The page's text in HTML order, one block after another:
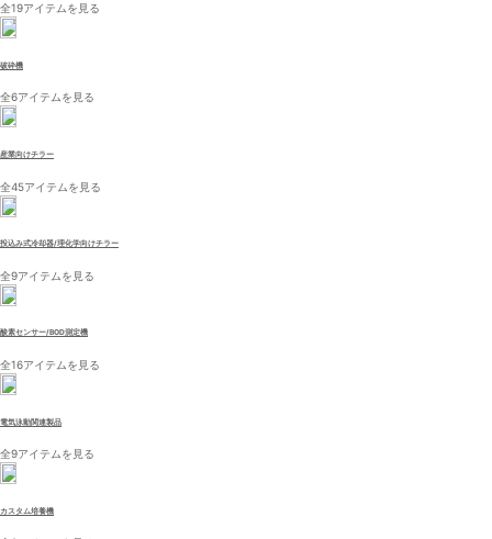
全19アイテムを見る
破砕機
全6アイテムを見る
産業向けチラー
全45アイテムを見る
投込み式冷却器/理化学向けチラー
全9アイテムを見る
酸素センサー/BOD測定機
全16アイテムを見る
電気泳動関連製品
全9アイテムを見る
カスタム培養機